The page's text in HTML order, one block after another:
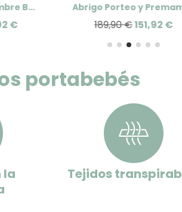
Abrigo Porteo Hombre Bandicoot de Wombat London
€ 189,90 €151,92 €
portabebés
la
Tejidos